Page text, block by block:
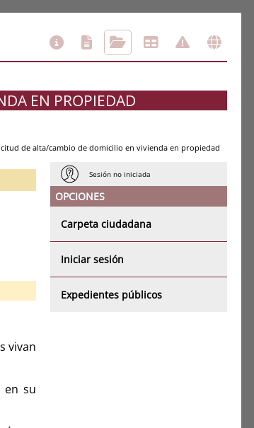
EN PROPIEDAD
de alta/cambio de domicilio en vivienda en propiedad
Sesión no iniciada
OPCIONES
Carpeta ciudadana
Iniciar sesión
Expedientes públicos
vivan
en su